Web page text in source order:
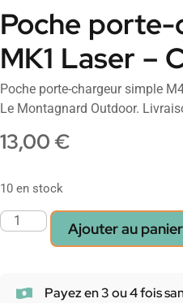
Poche
MK1 Laser –
Poche porte-chargeur simple
Le Montagnard Outdoor.
13,00 €
10 en stock
Ajouter au panier
Payez en 3 ou 4 fois